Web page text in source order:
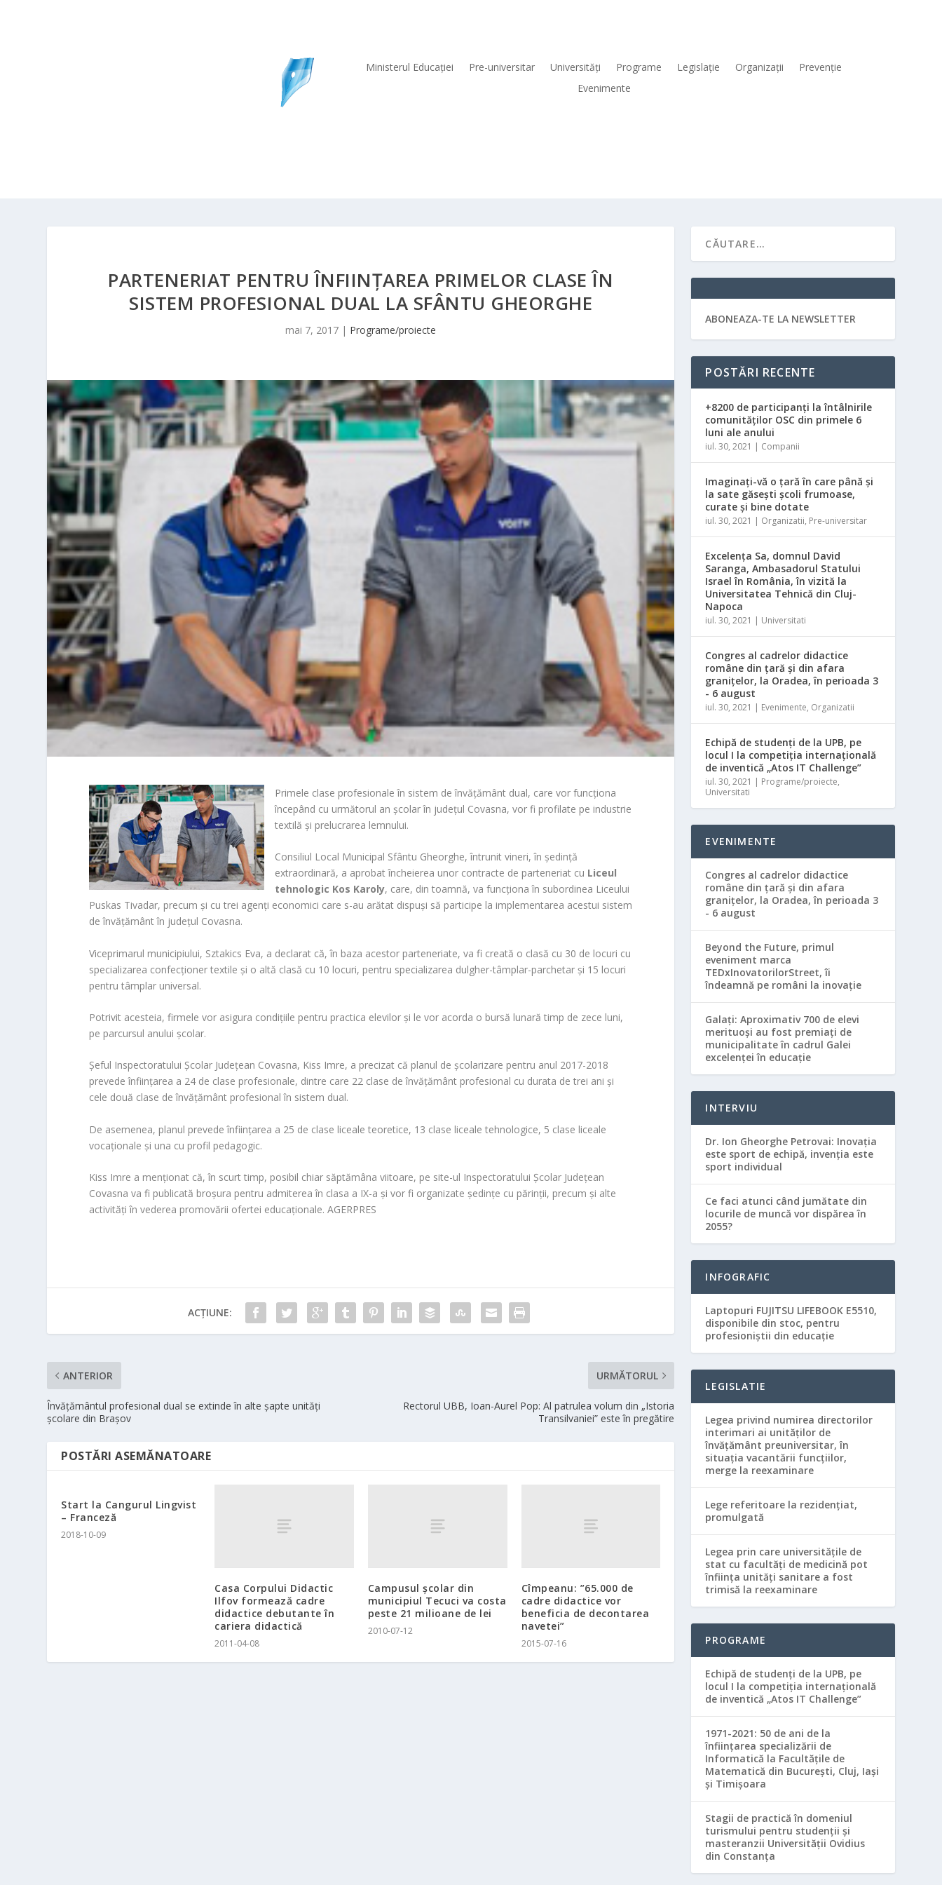
Ministerul Educaţiei Pre-universitar Universităţi Programe Legislaţie Organizaţii
Prevenţie
Evenimente
PARTENERIAT PENTRU ÎNFIINŢAREA PRIMELOR CLASE ÎN
SISTEM PROFESIONAL DUAL LA SFÂNTU GHEORGHE
mai 7, 2017 | Programe/proiecte
Primele clase profesionale în sistem de învăţământ dual, care vor funcţiona
începând cu următorul an şcolar în judeţul Covasna, vor fi profilate pe industrie
textilă şi prelucrarea lemnului.
Consiliul Local Municipal Sfântu Gheorghe, întrunit vineri, în şedinţă
extraordinară, a aprobat încheierea unor contracte de parteneriat cu Liceul
tehnologic Kos Karoly, care, din toamnă, va funcţiona în subordinea Liceului
Puskas Tivadar, precum şi cu trei agenţi economici care s-au arătat dispuşi să participe la implementarea acestui sistem
de învăţământ în judeţul Covasna.
Viceprimarul municipiului, Sztakics Eva, a declarat că, în baza acestor parteneriate, va fi creată o clasă cu 30 de locuri cu
specializarea confecţioner textile şi o altă clasă cu 10 locuri, pentru specializarea dulgher-tâmplar-parchetar şi 15 locuri
pentru tâmplar universal.
Potrivit acesteia, firmele vor asigura condiţiile pentru practica elevilor şi le vor acorda o bursă lunară timp de zece luni,
pe parcursul anului şcolar.
Şeful Inspectoratului Şcolar Judeţean Covasna, Kiss Imre, a precizat că planul de şcolarizare pentru anul 2017-2018
prevede înfiinţarea a 24 de clase profesionale, dintre care 22 clase de învăţământ profesional cu durata de trei ani şi
cele două clase de învăţământ profesional în sistem dual.
De asemenea, planul prevede înfiinţarea a 25 de clase liceale teoretice, 13 clase liceale tehnologice, 5 clase liceale
vocaţionale şi una cu profil pedagogic.
Kiss Imre a menţionat că, în scurt timp, posibil chiar săptămâna viitoare, pe site-ul Inspectoratului Şcolar Judeţean
Covasna va fi publicată broşura pentru admiterea în clasa a IX-a şi vor fi organizate şedinţe cu părinţii, precum şi alte
activităţi în vederea promovării ofertei educaţionale. AGERPRES
ACȚIUNE:
ANTERIOR
Învăţământul profesional dual se extinde în alte şapte unităţi
şcolare din Braşov
URMĂTORUL
Rectorul UBB, Ioan-Aurel Pop: Al patrulea volum din „Istoria
Transilvaniei” este în pregătire
POSTĂRI ASEMĂNATOARE
Start la Cangurul Lingvist
– Franceză
2018-10-09
Casa Corpului Didactic
Ilfov formează cadre
didactice debutante în
cariera didactică
2011-04-08
Campusul şcolar din
municipiul Tecuci va costa
peste 21 milioane de lei
2010-07-12
Cîmpeanu: ”65.000 de
cadre didactice vor
beneficia de decontarea
navetei”
2015-07-16
ABONEAZA-TE LA NEWSLETTER
POSTĂRI RECENTE
+8200 de participanți la întâlnirile
comunităților OSC din primele 6
luni ale anului
iul. 30, 2021 | Companii
Imaginați-vă o ţară în care până și
la sate găsești şcoli frumoase,
curate și bine dotate
iul. 30, 2021 | Organizatii, Pre-universitar
Excelența Sa, domnul David
Saranga, Ambasadorul Statului
Israel în România, în vizită la
Universitatea Tehnică din Cluj-
Napoca
iul. 30, 2021 | Universitati
Congres al cadrelor didactice
române din ţară şi din afara
graniţelor, la Oradea, în perioada 3
- 6 august
iul. 30, 2021 | Evenimente, Organizatii
Echipă de studenţi de la UPB, pe
locul I la competiţia internaţională
de inventică „Atos IT Challenge”
iul. 30, 2021 | Programe/proiecte,
Universitati
EVENIMENTE
Congres al cadrelor didactice
române din ţară şi din afara
graniţelor, la Oradea, în perioada 3
- 6 august
Beyond the Future, primul
eveniment marca
TEDxInovatorilorStreet, îi
îndeamnă pe români la inovație
Galaţi: Aproximativ 700 de elevi
merituoşi au fost premiaţi de
municipalitate în cadrul Galei
excelenţei în educaţie
INTERVIU
Dr. Ion Gheorghe Petrovai: Inovația
este sport de echipă, invenția este
sport individual
Ce faci atunci când jumătate din
locurile de muncă vor dispărea în
2055?
INFOGRAFIC
Laptopuri FUJITSU LIFEBOOK E5510,
disponibile din stoc, pentru
profesioniștii din educație
LEGISLATIE
Legea privind numirea directorilor
interimari ai unităţilor de
învăţământ preuniversitar, în
situaţia vacantării funcţiilor,
merge la reexaminare
Lege referitoare la rezidenţiat,
promulgată
Legea prin care universităţile de
stat cu facultăţi de medicină pot
înfiinţa unităţi sanitare a fost
trimisă la reexaminare
PROGRAME
Echipă de studenţi de la UPB, pe
locul I la competiţia internaţională
de inventică „Atos IT Challenge”
1971-2021: 50 de ani de la
înființarea specializării de
Informatică la Facultățile de
Matematică din București, Cluj, Iași
și Timișoara
Stagii de practică în domeniul
turismului pentru studenții și
masteranzii Universității Ovidius
din Constanța